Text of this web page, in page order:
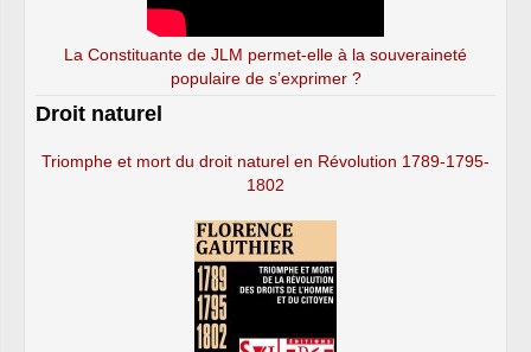
La Constituante de JLM permet-elle à la souveraineté
populaire de s’exprimer ?
Droit naturel
Triomphe et mort du droit naturel en Révolution 1789-1795-
1802